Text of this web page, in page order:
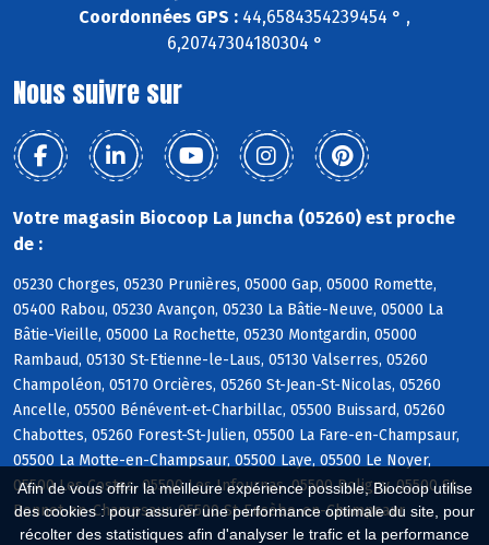
Afin de vous offrir la meilleure expérience possible, Biocoop utilise
des cookies : pour assurer une performance optimale du site, pour
récolter des statistiques afin d'analyser le trafic et la performance
Coordonnées GPS : 44,6584354239454 ° ,
6,20747304180304 °
Nous suivre sur
Votre magasin Biocoop La Juncha (05260) est proche
de :
05230 Chorges, 05230 Prunières, 05000 Gap, 05000 Romette,
05400 Rabou, 05230 Avançon, 05230 La Bâtie-Neuve, 05000 La
Bâtie-Vieille, 05000 La Rochette, 05230 Montgardin, 05000
Rambaud, 05130 St-Etienne-le-Laus, 05130 Valserres, 05260
Champoléon, 05170 Orcières, 05260 St-Jean-St-Nicolas, 05260
Ancelle, 05500 Bénévent-et-Charbillac, 05500 Buissard, 05260
Chabottes, 05260 Forest-St-Julien, 05500 La Fare-en-Champsaur,
05500 La Motte-en-Champsaur, 05500 Laye, 05500 Le Noyer,
05500 Les Costes, 05500 Les Infournas, 05500 Poligny, 05500 St-
Bonnet-en-Champsaur, 05500 St-Eusèbe-en-Champsaur